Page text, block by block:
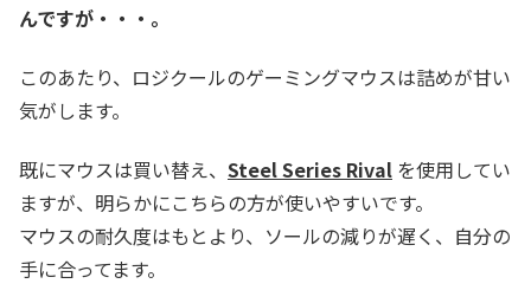
んですが・・・。
このあたり、ロジクールのゲーミングマウスは詰めが甘い
気がします。
既にマウスは買い替え、 Steel Series Rival を使用してい
ますが、明らかにこちらの方が使いやすいです。
マウスの耐久度はもとより、ソールの減りが遅く、自分の
手に合ってます。